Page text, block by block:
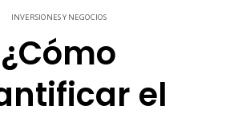
INVERSIONES Y NEGOCIOS
¿Cómo
el